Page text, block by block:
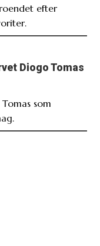
efter
Diogo Tomas
som